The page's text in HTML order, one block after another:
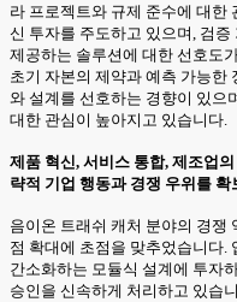
라 프로젝트와 규제 준수에 대한
신 투자를 주도하고 있으며, 검
제공하는 솔루션에 대한 선호도
초기 자본의 제약과 예측 가능한
와 설계를 선호하는 경향이 있으
대한 관심이 높아지고 있습니다.
제품 혁신, 서비스 통합, 제조업
략적 기업 행동과 경쟁 우위를 확
음이온 트래쉬 캐처 분야의 경쟁
점 확대에 초점을 맞추었습니다.
간소화하는 모듈식 설계에 투자
승인을 신속하게 처리하고 있습